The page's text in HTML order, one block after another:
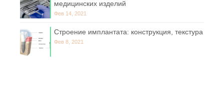
медицинских изделий
Фев 14, 2021
Строение имплантата: конструкция, текстура
Фев 8, 2021